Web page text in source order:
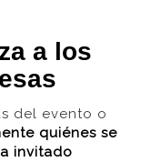
a los
del evento o
quiénes se
invitado